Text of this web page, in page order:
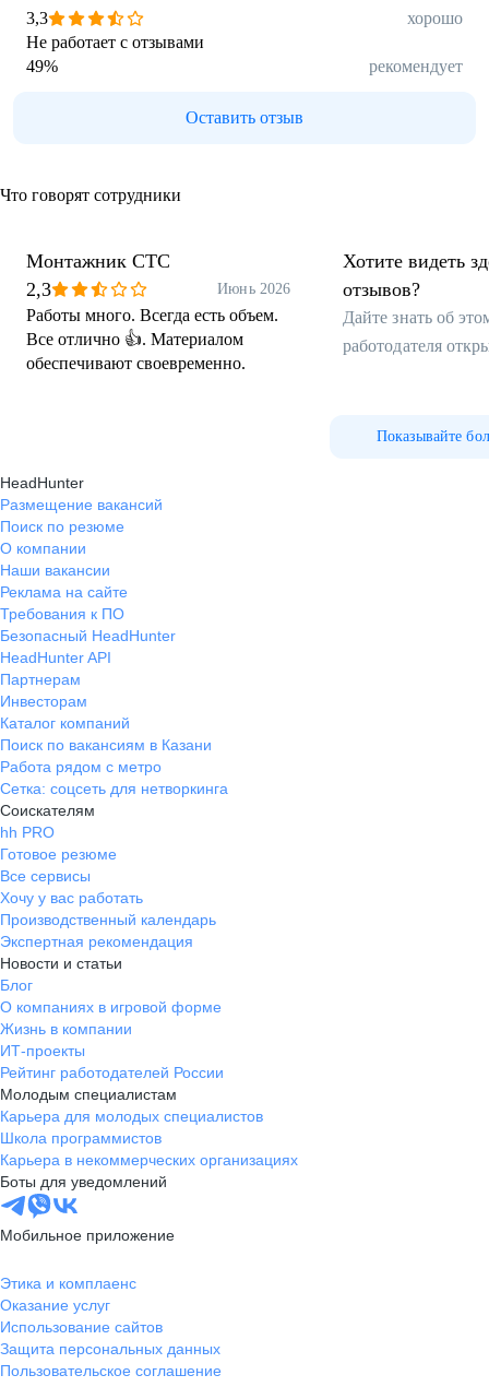
3,3
хорошо
Не работает с отзывами
49% рекомендует
Оставить отзыв
Что говорят сотрудники
Монтажник СТС
2,3
Июнь 2026
Работы много. Всегда есть объем.
Все отлично 👍. Материалом
обеспечивают своевременно.
Хотите видеть
отзывов?
Дайте знать об
работодателя
Показывайте
HeadHunter
Размещение вакансий
Поиск по резюме
О компании
Наши вакансии
Реклама на сайте
Требования к ПО
Безопасный HeadHunter
HeadHunter API
Партнерам
Инвесторам
Каталог компаний
Поиск по вакансиям в Казани
Работа рядом с метро
Сетка: соцсеть для нетворкинга
Соискателям
hh PRO
Готовое резюме
Все сервисы
Хочу у вас работать
Производственный календарь
Экспертная рекомендация
Новости и статьи
Блог
О компаниях в игровой форме
Жизнь в компании
ИТ-проекты
Рейтинг работодателей России
Молодым специалистам
Карьера для молодых специалистов
Школа программистов
Карьера в некоммерческих организациях
Боты для уведомлений
Мобильное приложение
Этика и комплаенс
Оказание услуг
Использование сайтов
Защита персональных данных
Пользовательское соглашение